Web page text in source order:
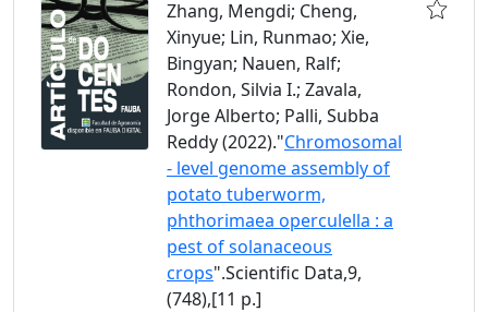
Zhang, Mengdi; Cheng,
Xinyue; Lin, Runmao; Xie,
Bingyan; Nauen, Ralf;
Rondon, Silvia I.; Zavala,
Jorge Alberto; Palli, Subba
Reddy (2022)."Chromosomal
- level genome assembly of
potato tuberworm,
phthorimaea operculella : a
pest of solanaceous
crops".Scientific Data,9,
(748),[11 p.]